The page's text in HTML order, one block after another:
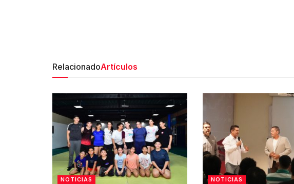
RelacionadoArtículos
NOTICIAS NOTICIAS